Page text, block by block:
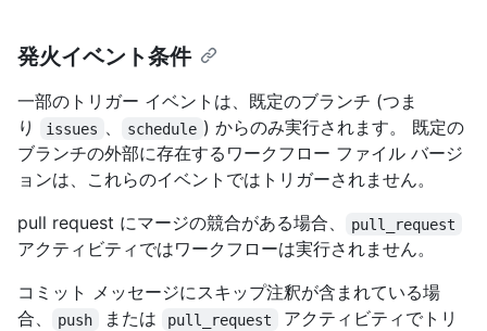
発火イベント条件
一部のトリガー イベントは、既定のブランチ (つま
り
issues 、 schedule ) からのみ実行されます。 既定の
ブランチの外部に存在するワークフロー ファイル バージ
ョンは、これらのイベントではトリガーされません。
pull request にマージの競合がある場合、
pull_request
アクティビティではワークフローは実行されません。
コミット メッセージにスキップ注釈が含まれている場
合、
push または pull_request
アクティビティでトリ